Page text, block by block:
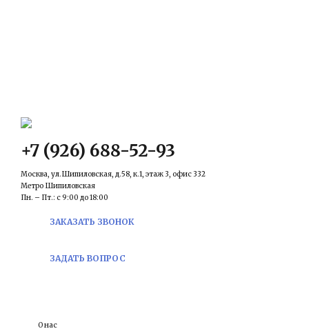
+7 (926) 688-52-93
Москва, ул.Шипиловская, д.58, к.1, этаж 3, офис 332
Метро Шипиловская
Пн. – Пт.: с 9:00 до 18:00
ЗАКАЗАТЬ ЗВОНОК
ЗАДАТЬ ВОПРОС
О нас